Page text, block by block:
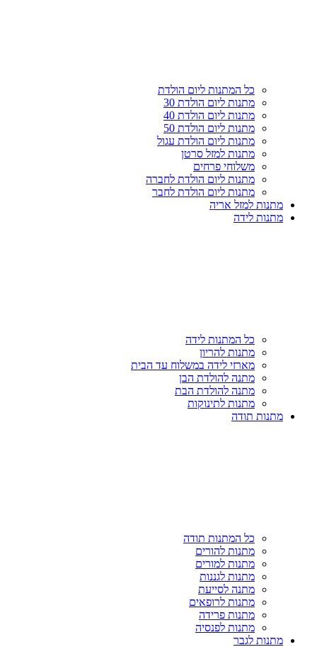
כל המתנות ליום הולדת
מתנות ליום הולדת 30
מתנות ליום הולדת 40
מתנות ליום הולדת 50
מתנות ליום הולדת עגול
מתנות למזל סרטן
משלוחי פרחים
מתנות ליום הולדת לחברה
מתנות ליום הולדת לחבר
מתנות למזל אריה
מתנות לידה
כל המתנות לידה
מתנות להריון
מארזי לידה במשלוח עד הבית
מתנה להולדת הבן
מתנה להולדת הבת
מתנות לתינוקות
מתנות תודה
כל המתנות תודה
מתנות להורים
מתנות למורים
מתנות לגננות
מתנה לסייעת
מתנות לרופאים
מתנות פרידה
מתנות לפנסיה
מתנות לגבר